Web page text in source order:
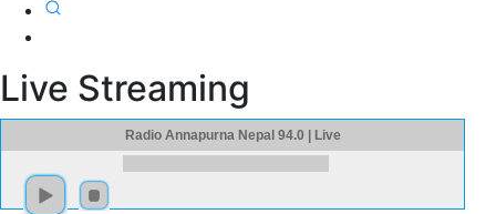
Live Streaming
Radio Annapurna Nepal 94.0 | Live